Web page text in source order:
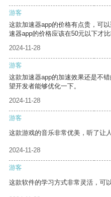
游客
这款加速器app的价格有点贵，可
速器app的价格应该在50元以下才比
2024-11-28
游客
这款加速器app的加速效果还是不
望开发者能够优化一下。
2024-11-28
游客
这款游戏的音乐非常优美，听了让
2024-11-28
游客
这款软件的学习方式非常灵活，可